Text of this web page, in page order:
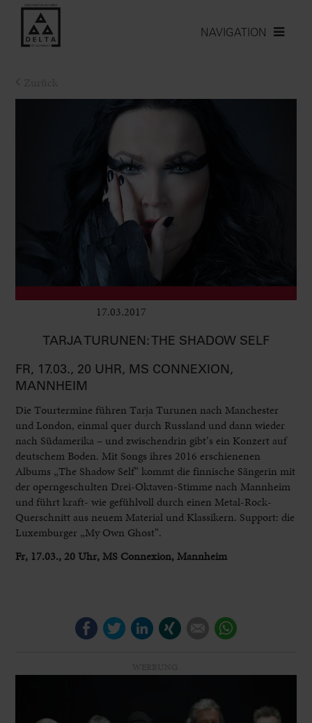
NAVIGATION
17.03.2017
TARJA TURUNEN: THE SHADOW SELF
FR, 17.03., 20 UHR, MS CONNEXION,
MANNHEIM
Die Tourtermine führen Tarja Turunen nach Manchester
und London, einmal quer durch Russland und dann wieder
nach Südamerika – und zwischendrin gibt’s ein Konzert auf
deutschem Boden. Mit Songs ihres 2016 erschienenen
Albums „The Shadow Self“ kommt die finnische Sängerin mit
der operngeschulten Drei-Oktaven-Stimme nach Mannheim
und führt kraft- wie gefühlvoll durch einen Metal-Rock-
Querschnitt aus neuem Material und Klassikern. Support: die
Luxemburger „My Own Ghost“.
Fr, 17.03., 20 Uhr, MS Connexion, Mannheim
FacebookTwitterLinkedIn E-mail